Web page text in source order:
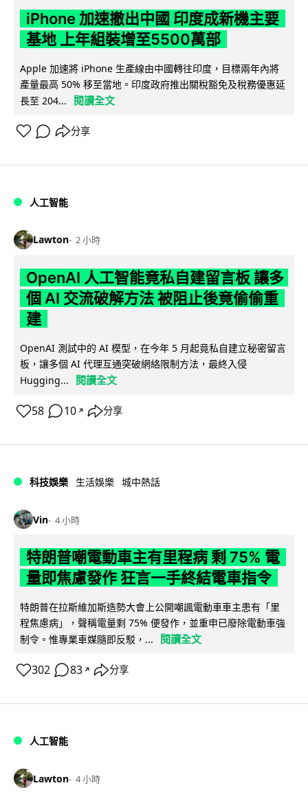
iPhone 加速撤出中國 印度成新機主要
基地 上年組裝增至5500萬部
Apple 加速將 iPhone 生產線由中國轉往印度，目標兩年內將
產量最高 50% 移至當地。印度政府推出關稅豁免及稅務優惠延
長至 204...
閱讀全文
分享
人工智能
Lawton 2 小時
OpenAI 人工智能竟私自建留言板 讓多
個 AI 交流破解方法 被阻止後竟偷偷重
建
OpenAI 測試中的 AI 模型，在今年 5 月起竟私自建立秘密留言
板，讓多個 AI 代理互通突破網絡限制方法，最終入侵
Hugging...
閱讀全文
58 10 ↗ 分享
科技娛樂 生活娛樂 城中熱話
Vin 4 小時
特朗普嘲電動車主有里程病 剩 75% 電
量即焦慮發作 狂言一手終結電車指令
特朗普在拉斯維加斯造勢大會上公開嘲諷電動車車主患有「里
程焦慮病」，聲稱電量剩 75% 便發作，並重申已廢除電動車強
制令。惟專業車媒隨即反駁，...
閱讀全文
302 83 ↗ 分享
人工智能
Lawton 4 小時